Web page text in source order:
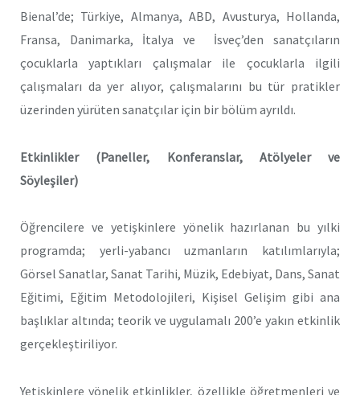
Bienal’de; Türkiye, Almanya, ABD, Avusturya, Hollanda,
Fransa, Danimarka, İtalya ve İsveç’den sanatçıların
çocuklarla yaptıkları çalışmalar ile çocuklarla ilgili
çalışmaları da yer alıyor, çalışmalarını bu tür pratikler
üzerinden yürüten sanatçılar için bir bölüm ayrıldı.
Etkinlikler (Paneller, Konferanslar, Atölyeler ve
Söyleşiler)
Öğrencilere ve yetişkinlere yönelik hazırlanan bu yılki
programda; yerli-yabancı uzmanların katılımlarıyla;
Görsel Sanatlar, Sanat Tarihi, Müzik, Edebiyat, Dans, Sanat
Eğitimi, Eğitim Metodolojileri, Kişisel Gelişim gibi ana
başlıklar altında; teorik ve uygulamalı 200’e yakın etkinlik
gerçekleştiriliyor.
Yetişkinlere yönelik etkinlikler, özellikle öğretmenleri ve